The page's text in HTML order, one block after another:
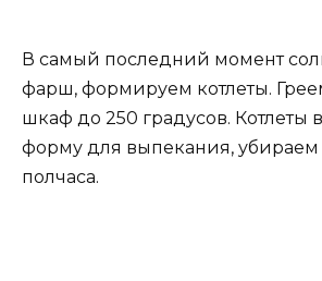
В самый последний момент
фарш, формируем котлеты.
шкаф до 250 градусов. Котлеты
форму для выпекания, убираем
полчаса.